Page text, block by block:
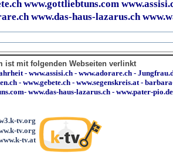
www.gottliebtuns.com
www.das-haus-lazarus.ch
ist mit folgenden Webseiten verlinkt
- www.assisi.ch - www.adorare.ch -
- www.gebete.ch - www.segenskreis.at-
- www.das-haus-lazarus.ch - www.pater-pio.de
tv.org
tv.org
tv.at